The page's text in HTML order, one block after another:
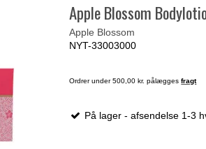
Apple Blossom
Apple Blossom
NYT-33003000
Ordrer under 500,00 kr. pålæggesfragt
På lager - afsendelse 1-3